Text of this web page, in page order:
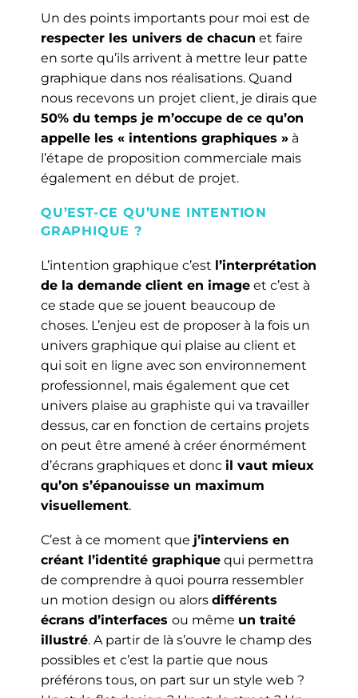
Un des points importants pour moi est de
respecter les univers de chacun et faire
en sorte qu’ils arrivent à mettre leur patte
graphique dans nos réalisations. Quand
nous recevons un projet client, je dirais que
50% du temps je m’occupe de ce qu’on
appelle les « intentions graphiques » à
l’étape de proposition commerciale mais
également en début de projet.
QU’EST-CE QU’UNE INTENTION
GRAPHIQUE ?
L’intention graphique c’est l’interprétation
de la demande client en image et c’est à
ce stade que se jouent beaucoup de
choses. L’enjeu est de proposer à la fois un
univers graphique qui plaise au client et
qui soit en ligne avec son environnement
professionnel, mais également que cet
univers plaise au graphiste qui va travailler
dessus, car en fonction de certains projets
on peut être amené à créer énormément
d’écrans graphiques et donc il vaut mieux
qu’on s’épanouisse un maximum
visuellement.
C’est à ce moment que j’interviens en
créant l’identité graphique qui permettra
de comprendre à quoi pourra ressembler
un motion design ou alors différents
écrans d’interfaces ou même un traité
illustré. A partir de là s’ouvre le champ des
possibles et c’est la partie que nous
préférons tous, on part sur un style web ?